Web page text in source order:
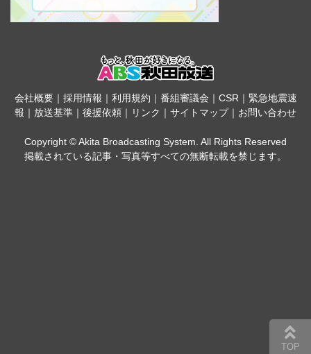
会社概要｜ 採用情報 ｜ 利用規約 ｜ 番組審議会 ｜ CSR｜ 緊急地震速
報 ｜ 放送基準 ｜ 後援依頼 ｜ リンク ｜ サイトマップ｜ お問い合わせ
Copyright © Akita Broadcasting System. All Rights Reserved
掲載されている記事・写真等すべての無断転載を禁じます。